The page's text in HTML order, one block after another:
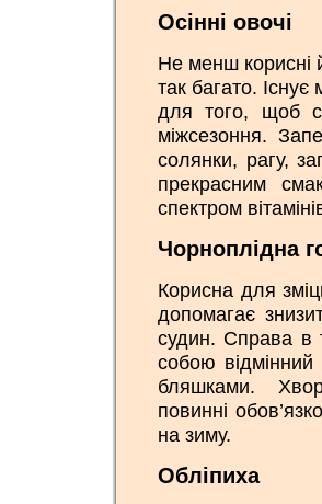
Осінні овочі
Не менш корисні
так багато. Існує
для того, щоб
міжсезоння.
солянки, рагу,
прекрасним
спектром
Чорноплідна
Корисна для
допомагає
судин. Справа в
собою відмінний
бляшками.
повинні
на зиму.
Обліпиха